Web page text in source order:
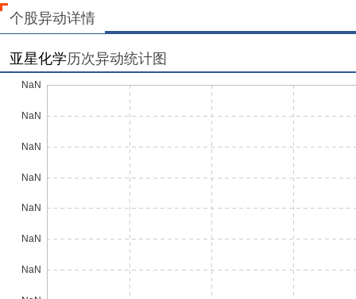
个股异动详情
亚星化学历次异动统计图